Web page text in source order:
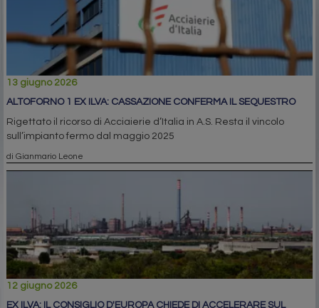
13 giugno 2026
ALTOFORNO 1 EX ILVA: CASSAZIONE CONFERMA IL SEQUESTRO
Rigettato il ricorso di Acciaierie d’Italia in A.S. Resta il vincolo
sull’impianto fermo dal maggio 2025
di Gianmario Leone
12 giugno 2026
EX ILVA: IL CONSIGLIO D'EUROPA CHIEDE DI ACCELERARE SUL